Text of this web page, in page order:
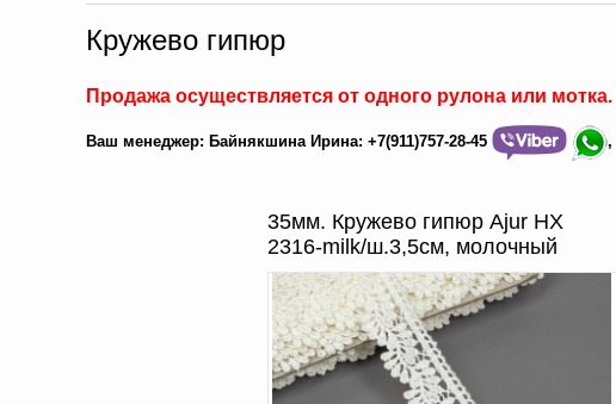
Кружево гипюр
Продажа осуществляется от одного рулона или мотка.
Ваш менеджер: Байнякшина Ирина: +7(911)757-28-45 ,
35мм. Кружево гипюр Ajur HX
2316-milk/ш.3,5см, молочный